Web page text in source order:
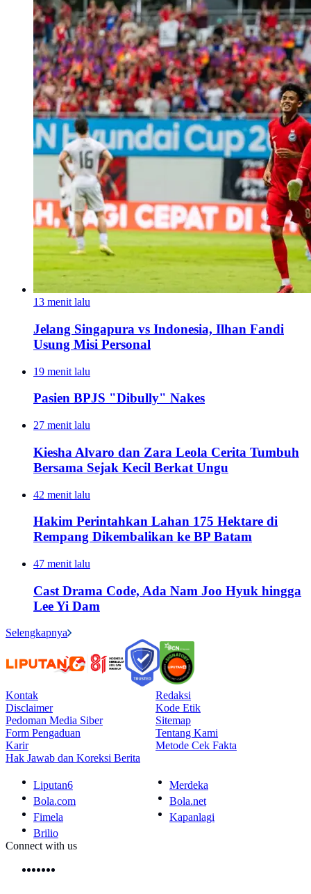
13 menit lalu
Jelang Singapura vs Indonesia, Ilhan Fandi
Usung Misi Personal
19 menit lalu
Pasien BPJS "Dibully" Nakes
27 menit lalu
Kiesha Alvaro dan Zara Leola Cerita Tumbuh
Bersama Sejak Kecil Berkat Ungu
42 menit lalu
Hakim Perintahkan Lahan 175 Hektare di
Rempang Dikembalikan ke BP Batam
47 menit lalu
Cast Drama Code, Ada Nam Joo Hyuk hingga
Lee Yi Dam
Selengkapnya
Kontak
Redaksi
Disclaimer
Kode Etik
Pedoman Media Siber
Sitemap
Form Pengaduan
Tentang Kami
Karir
Metode Cek Fakta
Hak Jawab dan Koreksi Berita
Liputan6
Merdeka
Bola.com
Bola.net
Fimela
Kapanlagi
Brilio
Connect with us